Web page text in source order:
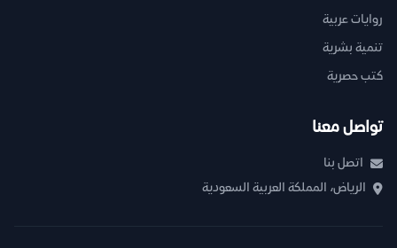
روايات عربية
تنمية بشرية
كتب حصرية
تواصل معنا
اتصل بنا
الرياض، المملكة العربية السعودية